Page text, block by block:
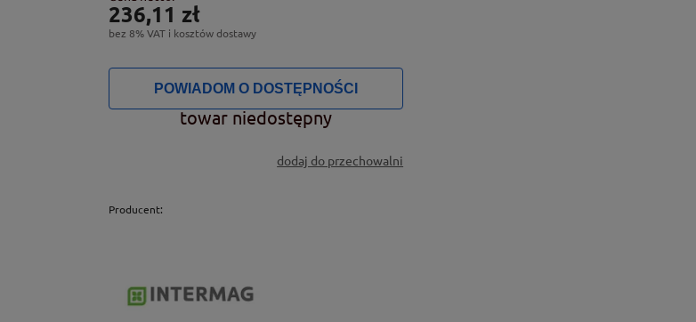
236,11 zł
bez 8% VAT i kosztów dostawy
POWIADOM O DOSTĘPNOŚCI
towar niedostępny
dodaj do przechowalni
Producent: